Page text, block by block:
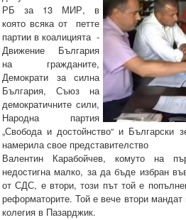
РБ за 13 МИР, в
която всяка от петте
партии в коалицията -
Движение България
на гражданите,
Демократи за силна
България, Съюз на
демократичните сили,
Народна партия
„Свобода и достойнство“ и Български
намерила свое представителство
Валентин Карабойчев, комуто на
недостигна малко, за да бъде избран
от СДС, е втори, този път той е
реформаторите. Той е вече втори
колегия в Пазарджик.